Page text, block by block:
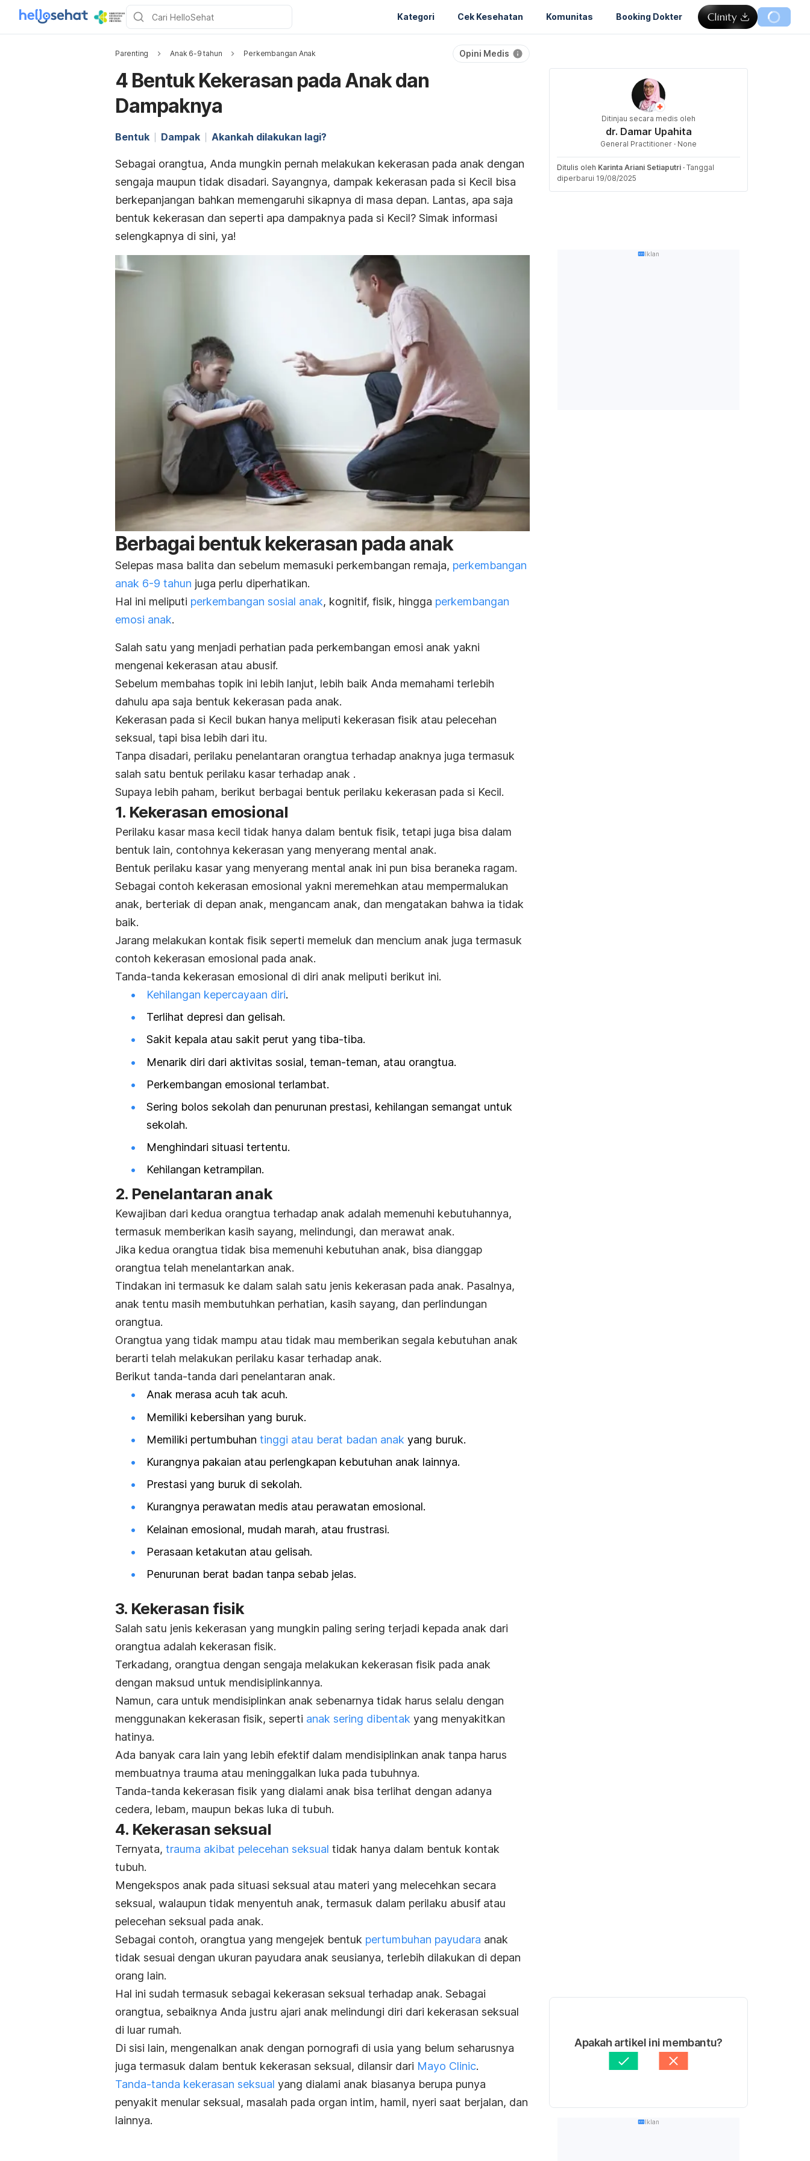
Kategori Cek Kesehatan Komunitas Booking Dokter
Parenting Anak 6-9 tahun Perkembangan Anak Opini Medis
4 Bentuk Kekerasan pada Anak dan
Dampaknya
Bentuk Dampak Akankah dilakukan lagi?
Sebagai orangtua, Anda mungkin pernah melakukan kekerasan pada anak dengan
sengaja maupun tidak disadari. Sayangnya, dampak kekerasan pada si Kecil bisa
berkepanjangan bahkan memengaruhi sikapnya di masa depan. Lantas, apa saja
bentuk kekerasan dan seperti apa dampaknya pada si Kecil? Simak informasi
selengkapnya di sini, ya!
Berbagai bentuk kekerasan pada anak
Selepas masa balita dan sebelum memasuki perkembangan remaja, perkembangan
anak 6-9 tahun juga perlu diperhatikan.
Hal ini meliputi perkembangan sosial anak, kognitif, fisik, hingga perkembangan
emosi anak.
Salah satu yang menjadi perhatian pada perkembangan emosi anak yakni
mengenai kekerasan atau abusif.
Sebelum membahas topik ini lebih lanjut, lebih baik Anda memahami terlebih
dahulu apa saja bentuk kekerasan pada anak.
Kekerasan pada si Kecil bukan hanya meliputi kekerasan fisik atau pelecehan
seksual, tapi bisa lebih dari itu.
Tanpa disadari, perilaku penelantaran orangtua terhadap anaknya juga termasuk
salah satu bentuk perilaku kasar terhadap anak .
Supaya lebih paham, berikut berbagai bentuk perilaku kekerasan pada si Kecil.
1. Kekerasan emosional
Perilaku kasar masa kecil tidak hanya dalam bentuk fisik, tetapi juga bisa dalam
bentuk lain, contohnya kekerasan yang menyerang mental anak.
Bentuk perilaku kasar yang menyerang mental anak ini pun bisa beraneka ragam.
Sebagai contoh kekerasan emosional yakni meremehkan atau mempermalukan
anak, berteriak di depan anak, mengancam anak, dan mengatakan bahwa ia tidak
baik.
Jarang melakukan kontak fisik seperti memeluk dan mencium anak juga termasuk
contoh kekerasan emosional pada anak.
Tanda-tanda kekerasan emosional di diri anak meliputi berikut ini.
Kehilangan kepercayaan diri.
Terlihat depresi dan gelisah.
Sakit kepala atau sakit perut yang tiba-tiba.
Menarik diri dari aktivitas sosial, teman-teman, atau orangtua.
Perkembangan emosional terlambat.
Sering bolos sekolah dan penurunan prestasi, kehilangan semangat untuk
sekolah.
Menghindari situasi tertentu.
Kehilangan ketrampilan.
2. Penelantaran anak
Kewajiban dari kedua orangtua terhadap anak adalah memenuhi kebutuhannya,
termasuk memberikan kasih sayang, melindungi, dan merawat anak.
Jika kedua orangtua tidak bisa memenuhi kebutuhan anak, bisa dianggap
orangtua telah menelantarkan anak.
Tindakan ini termasuk ke dalam salah satu jenis kekerasan pada anak. Pasalnya,
anak tentu masih membutuhkan perhatian, kasih sayang, dan perlindungan
orangtua.
Orangtua yang tidak mampu atau tidak mau memberikan segala kebutuhan anak
berarti telah melakukan perilaku kasar terhadap anak.
Berikut tanda-tanda dari penelantaran anak.
Anak merasa acuh tak acuh.
Memiliki kebersihan yang buruk.
Memiliki pertumbuhan tinggi atau berat badan anak yang buruk.
Kurangnya pakaian atau perlengkapan kebutuhan anak lainnya.
Prestasi yang buruk di sekolah.
Kurangnya perawatan medis atau perawatan emosional.
Kelainan emosional, mudah marah, atau frustrasi.
Perasaan ketakutan atau gelisah.
Penurunan berat badan tanpa sebab jelas.
3. Kekerasan fisik
Salah satu jenis kekerasan yang mungkin paling sering terjadi kepada anak dari
orangtua adalah kekerasan fisik.
Terkadang, orangtua dengan sengaja melakukan kekerasan fisik pada anak
dengan maksud untuk mendisiplinkannya.
Namun, cara untuk mendisiplinkan anak sebenarnya tidak harus selalu dengan
menggunakan kekerasan fisik, seperti anak sering dibentak yang menyakitkan
hatinya.
Ada banyak cara lain yang lebih efektif dalam mendisiplinkan anak tanpa harus
membuatnya trauma atau meninggalkan luka pada tubuhnya.
Tanda-tanda kekerasan fisik yang dialami anak bisa terlihat dengan adanya
cedera, lebam, maupun bekas luka di tubuh.
4. Kekerasan seksual
Ternyata, trauma akibat pelecehan seksual tidak hanya dalam bentuk kontak
tubuh.
Mengekspos anak pada situasi seksual atau materi yang melecehkan secara
seksual, walaupun tidak menyentuh anak, termasuk dalam perilaku abusif atau
pelecehan seksual pada anak.
Sebagai contoh, orangtua yang mengejek bentuk pertumbuhan payudara anak
tidak sesuai dengan ukuran payudara anak seusianya, terlebih dilakukan di depan
orang lain.
Hal ini sudah termasuk sebagai kekerasan seksual terhadap anak. Sebagai
orangtua, sebaiknya Anda justru ajari anak melindungi diri dari kekerasan seksual
di luar rumah.
Di sisi lain, mengenalkan anak dengan pornografi di usia yang belum seharusnya
juga termasuk dalam bentuk kekerasan seksual, dilansir dari Mayo Clinic.
Tanda-tanda kekerasan seksual yang dialami anak biasanya berupa punya
penyakit menular seksual, masalah pada organ intim, hamil, nyeri saat berjalan, dan
lainnya.
Ditinjau secara medis oleh
dr. Damar Upahita
General Practitioner · None
Ditulis oleh Karinta Ariani Setiaputri · Tanggal
diperbarui 19/08/2025
Iklan
Apakah artikel ini membantu?
Iklan